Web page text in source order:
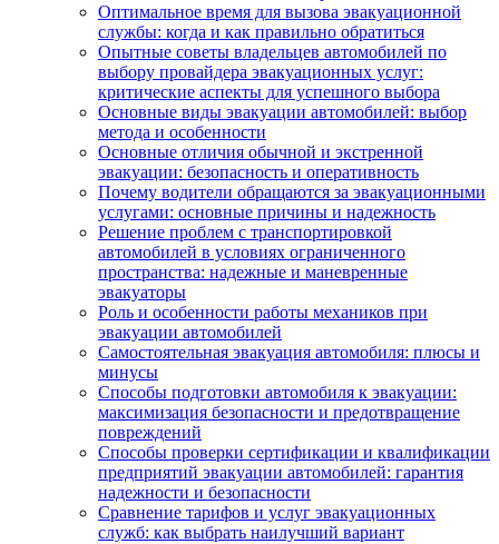
Оптимальное время для вызова эвакуационной
службы: когда и как правильно обратиться
Опытные советы владельцев автомобилей по
выбору провайдера эвакуационных услуг:
критические аспекты для успешного выбора
Основные виды эвакуации автомобилей: выбор
метода и особенности
Основные отличия обычной и экстренной
эвакуации: безопасность и оперативность
Почему водители обращаются за эвакуационными
услугами: основные причины и надежность
Решение проблем с транспортировкой
автомобилей в условиях ограниченного
пространства: надежные и маневренные
эвакуаторы
Роль и особенности работы механиков при
эвакуации автомобилей
Самостоятельная эвакуация автомобиля: плюсы и
минусы
Способы подготовки автомобиля к эвакуации:
максимизация безопасности и предотвращение
повреждений
Способы проверки сертификации и квалификации
предприятий эвакуации автомобилей: гарантия
надежности и безопасности
Сравнение тарифов и услуг эвакуационных
служб: как выбрать наилучший вариант